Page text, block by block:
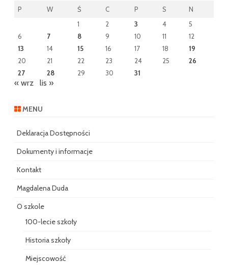
P
W Ś C P S
N
1
2 3 4
5
6
7 8 9 10 11
12
13
14 15 16 17 18
19
20
21 22 23 24 25
26
27
28 29 30 31
« wrz lis »
MENU
Deklaracja Dostępności
Dokumenty i informacje
Kontakt
Magdalena Duda
O szkole
100-lecie szkoły
Historia szkoły
Miejscowość